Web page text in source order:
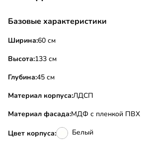
Базовые характеристики
Ширина:60 см
Высота:133 см
Глубина:45 см
Материал корпуса:ЛДСП
Материал фасада:МДФ с пленкой ПВХ
Цвет корпуса: Белый